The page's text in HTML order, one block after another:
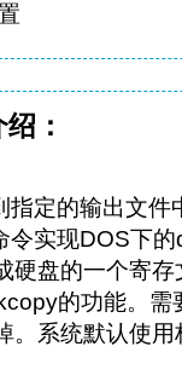
：
定的输出文件
令实现DOS下
硬盘的一个寄
的功能。需
。系统默认使